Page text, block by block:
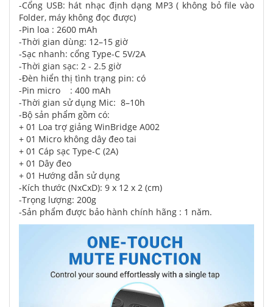
-Cổng USB: hát nhạc định dạng MP3 ( không bỏ file vào
Folder, máy không đọc được)
-Pin loa : 2600 mAh
-Thời gian dùng: 12–15 giờ
-Sạc nhanh: cổng Type-C 5V/2A
-Thời gian sạc: 2 - 2.5 giờ
-Đèn hiển thị tình trạng pin: có
-Pin micro : 400 mAh
-Thời gian sử dụng Mic: 8–10h
-Bộ sản phẩm gồm có:
+ 01 Loa trợ giảng WinBridge A002
+ 01 Micro không dây đeo tai
+ 01 Cáp sạc Type-C (2A)
+ 01 Dây đeo
+ 01 Hướng dẫn sử dụng
-Kích thước (NxCxD): 9 x 12 x 2 (cm)
-Trọng lượng: 200g
-Sản phẩm được bảo hành chính hãng : 1 năm.